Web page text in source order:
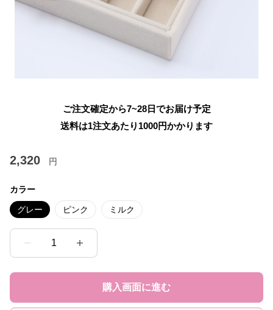
ご注文確定から7~28日でお届け予定
送料は1注文あたり 1000円かかります
2,320 円
カラー
グレー ピンク ミルク
1
購入画面に進む